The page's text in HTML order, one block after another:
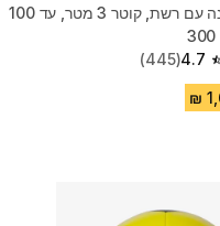
טרמפולינה עם רשת, קוטר 3 מטר, עד 100
4.7
(445)